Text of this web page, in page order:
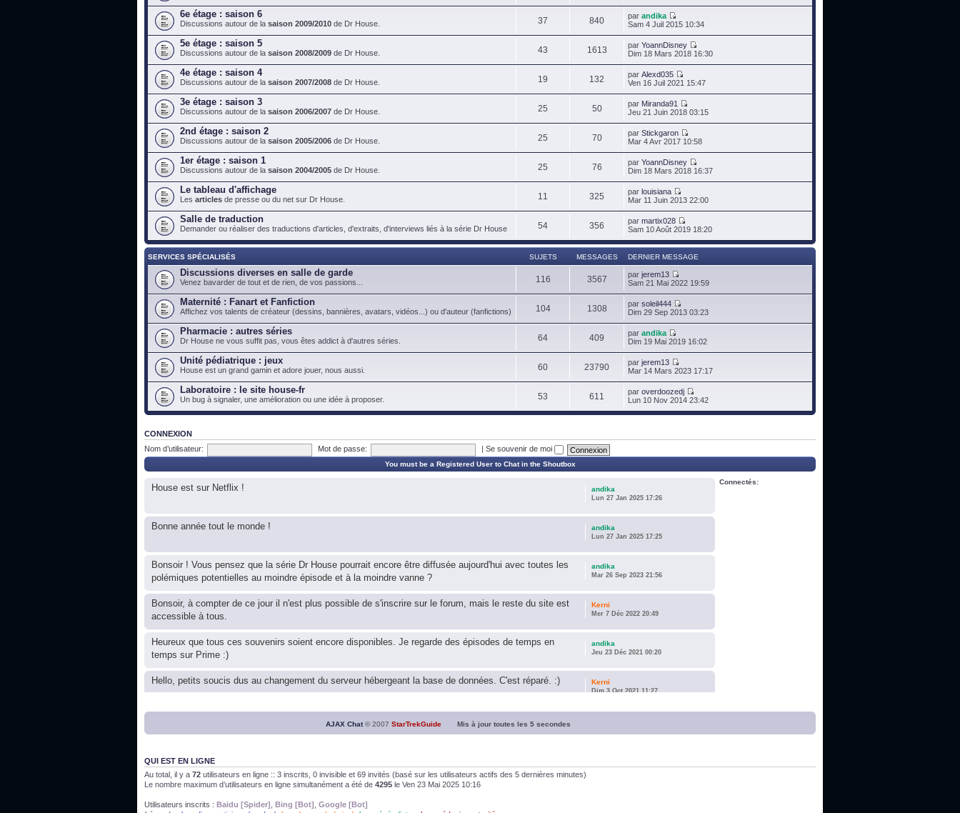
6e étage : saison 6
Discussions autour de la saison 2009/2010 de Dr House. 37 840 par andika
Sam 4 Juil 2015 10:34
5e étage : saison 5
Discussions autour de la saison 2008/2009 de Dr House. 43 1613 par YoannDisney
Dim 18 Mars 2018 16:30
4e étage : saison 4
Discussions autour de la saison 2007/2008 de Dr House. 19 132 par Alexd035
Ven 16 Juil 2021 15:47
3e étage : saison 3
Discussions autour de la saison 2006/2007 de Dr House. 25 50 par Miranda91
Jeu 21 Juin 2018 03:15
2nd étage : saison 2
Discussions autour de la saison 2005/2006 de Dr House. 25 70 par Stickgaron
Mar 4 Avr 2017 10:58
1er étage : saison 1
Discussions autour de la saison 2004/2005 de Dr House. 25 76 par YoannDisney
Dim 18 Mars 2018 16:37
Le tableau d'affichage
Les articles de presse ou du net sur Dr House. 11 325 par louisiana
Mar 11 Juin 2013 22:00
Salle de traduction
Demander ou réaliser des traductions d'articles, d'extraits, d'interviews liés à la série Dr House 54 356 par martix028
Sam 10 Août 2019 18:20
SERVICES SPÉCIALISÉS SUJETS MESSAGES DERNIER MESSAGE
Discussions diverses en salle de garde
Venez bavarder de tout et de rien, de vos passions... 116 3567 par jerem13
Sam 21 Mai 2022 19:59
Maternité : Fanart et Fanfiction
Affichez vos talents de créateur (dessins, bannières, avatars, vidéos...) ou d'auteur (fanfictions) 104 1308 par soleil444
Dim 29 Sep 2013 03:23
Pharmacie : autres séries
Dr House ne vous suffit pas, vous êtes addict à d'autres séries. 64 409 par andika
Dim 19 Mai 2019 16:02
Unité pédiatrique : jeux
House est un grand gamin et adore jouer, nous aussi. 60 23790 par jerem13
Mar 14 Mars 2023 17:17
Laboratoire : le site house-fr
Un bug à signaler, une amélioration ou une idée à proposer. 53 611 par overdoozedj
Lun 10 Nov 2014 23:42
CONNEXION
Nom d’utilisateur:
Mot de passe: Se souvenir de moi
You must be a Registered User to Chat in the Shoutbox
House est sur Netflix ! andika
Lun 27 Jan 2025 17:26
Bonne année tout le monde ! andika
Lun 27 Jan 2025 17:25
Bonsoir ! Vous pensez que la série Dr House pourrait encore être diffusée aujourd'hui avec toutes les
polémiques potentielles au moindre épisode et à la moindre vanne ?
andika
Mar 26 Sep 2023 21:56
Bonsoir, à compter de ce jour il n'est plus possible de s'inscrire sur le forum, mais le reste du site est
accessible à tous.
Kerni
Mer 7 Déc 2022 20:49
Heureux que tous ces souvenirs soient encore disponibles. Je regarde des épisodes de temps en
temps sur Prime :)
andika
Jeu 23 Déc 2021 00:20
Hello, petits soucis dus au changement du serveur hébergeant la base de données. C'est réparé. :) Kerni
Dim 3 Oct 2021 11:27
Bon, 2020, ça n'a pas trop marché. JE vous souhaite une année 2021 plus belle que 2020 !
J'ai l'impression que nous n'avons pas fait les survivor des épisodes issus des saisons 6; 7 et 8 !
Dim 26 Avr 2020 14:19
Connectés:
AJAX Chat© 2007 StarTrekGuide Mis à jour toutes les 5 secondes
QUI EST EN LIGNE
Au total, il y a 72 utilisateurs en ligne :: 3 inscrits, 0 invisible et 69 invités (basé sur les utilisateurs actifs des 5 dernières minutes)
Le nombre maximum d’utilisateurs en ligne simultanément a été de 4295 le Ven 23 Mai 2025 10:16
Utilisateurs inscrits : Baidu [Spider] Bing [Bot] Google [Bot]